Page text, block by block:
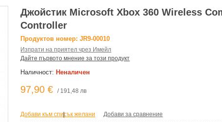
Джойстик Microsoft Xbox 360 Wireless
Controller
Продуктов номер: JR9-00010
Изпрати на приятел чрез Имейл
Дайте първото мнение за този продукт
Наличност: Неналичен
97,90 € / 191,48 лв
Добави към списък желани
| Добави за сравнение